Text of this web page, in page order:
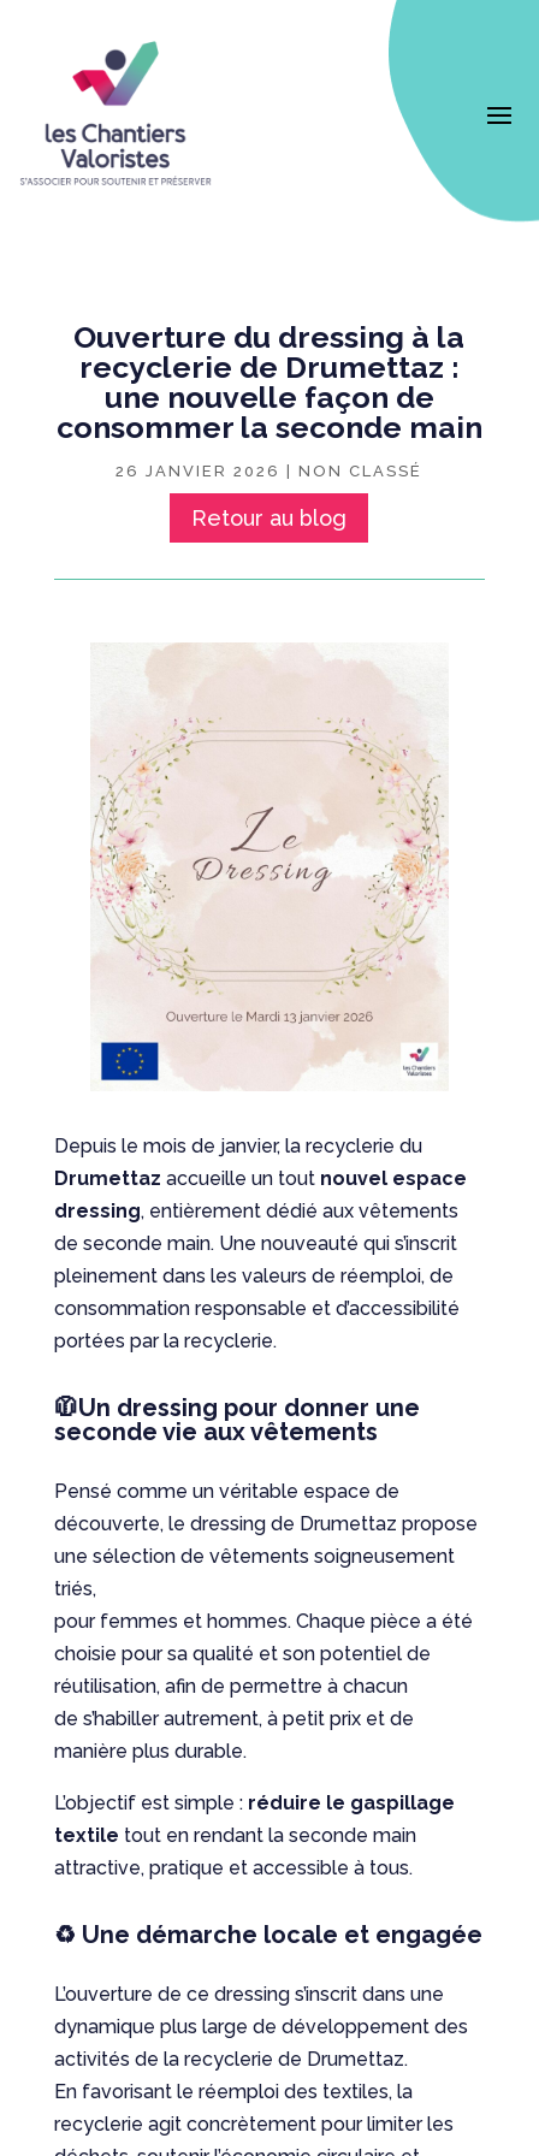
Ouverture du dressing à la
recyclerie de Drumettaz :
une nouvelle façon de
consommer la seconde main
26 JANVIER 2026 |NON CLASSÉ
Retour au blog
Depuis le mois de janvier, la recyclerie du
Drumettaz accueille un tout nouvel espace
dressing, entièrement dédié aux vêtements
de seconde main. Une nouveauté qui s’inscrit
pleinement dans les valeurs de réemploi, de
consommation responsable et d’accessibilité
portées par la recyclerie.
🧥Un dressing pour donner une
seconde vie aux vêtements
Pensé comme un véritable espace de
découverte, le dressing de Drumettaz propose
une sélection de vêtements soigneusement
triés,
pour femmes et hommes. Chaque pièce a été
choisie pour sa qualité et son potentiel de
réutilisation, afin de permettre à chacun
de s’habiller autrement, à petit prix et de
manière plus durable.
L’objectif est simple : réduire le gaspillage
textile tout en rendant la seconde main
attractive, pratique et accessible à tous.
♻️ Une démarche locale et engagée
L’ouverture de ce dressing s’inscrit dans une
dynamique plus large de développement des
activités de la recyclerie de Drumettaz.
En favorisant le réemploi des textiles, la
recyclerie agit concrètement pour limiter les